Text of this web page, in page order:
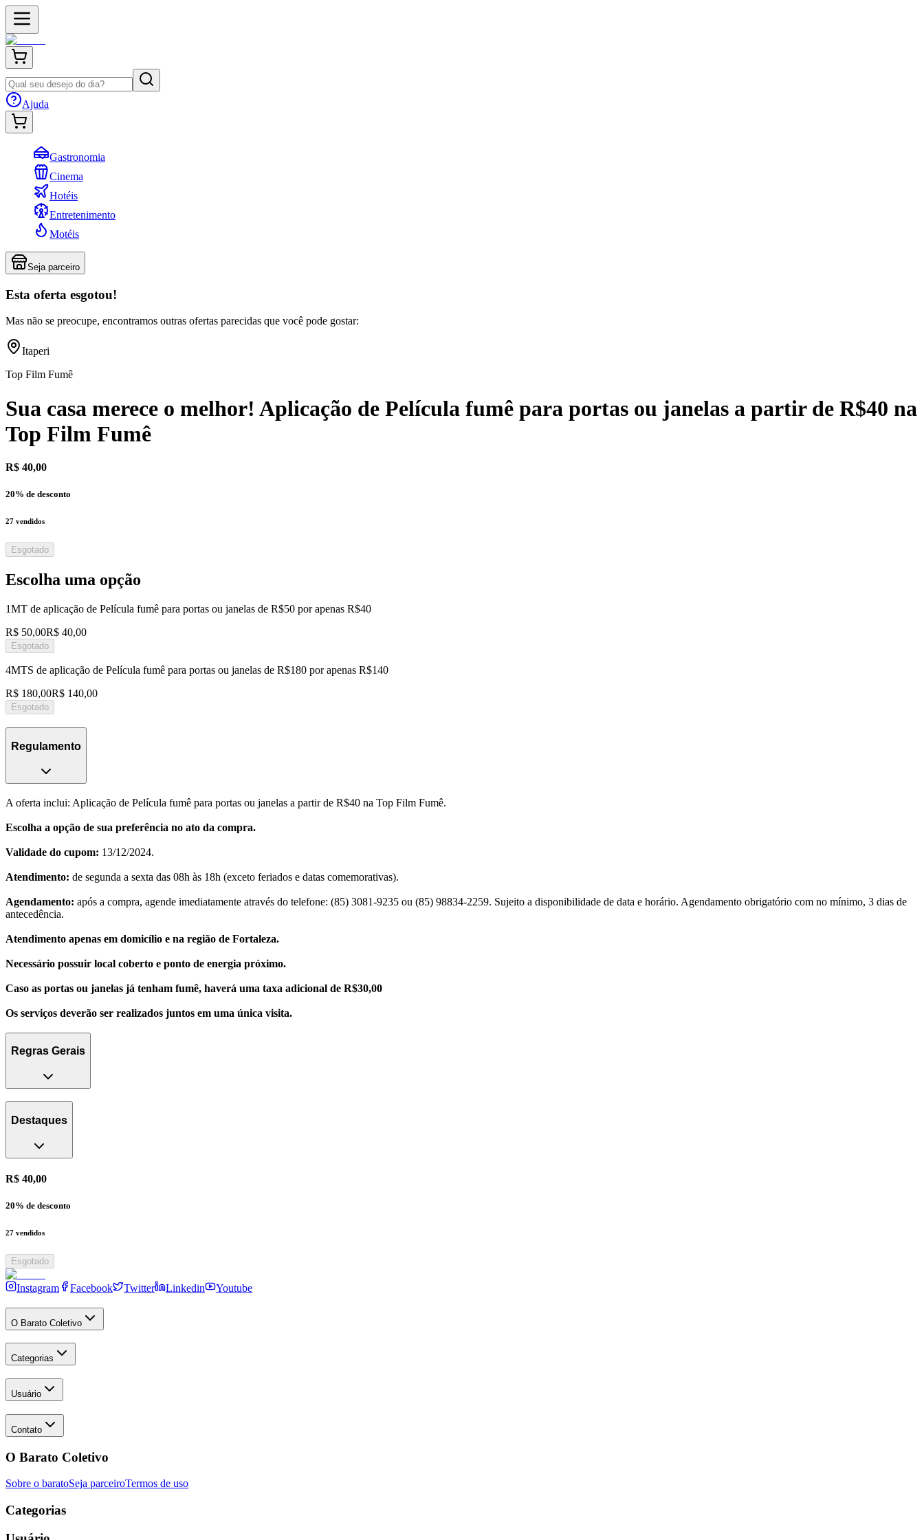
Ajuda
Gastronomia
Cinema
Hotéis
Entretenimento
Motéis
Seja parceiro
Esta oferta esgotou!
Mas não se preocupe, encontramos outras ofertas parecidas que você pode gostar:
Itaperi
Top Film Fumê
Sua casa merece o melhor! Aplicação de Película fumê para portas ou janelas a partir de R$40 na
Top Film Fumê
R$ 40,00
20% de desconto
27 vendidos
Esgotado
Escolha uma opção
1MT de aplicação de Película fumê para portas ou janelas de R$50 por apenas R$40
R$ 50,00R$ 40,00
Esgotado
4MTS de aplicação de Película fumê para portas ou janelas de R$180 por apenas R$140
R$ 180,00R$ 140,00
Esgotado
Regulamento
A oferta inclui: Aplicação de Película fumê para portas ou janelas a partir de R$40 na Top Film Fumê.
Escolha a opção de sua preferência no ato da compra.
Validade do cupom: 13/12/2024.
Atendimento: de segunda a sexta das 08h às 18h (exceto feriados e datas comemorativas).
Agendamento: após a compra, agende imediatamente através do telefone: (85) 3081-9235 ou (85) 98834-2259. Sujeito a disponibilidade de data e horário. Agendamento obrigatório com no mínimo, 3 dias de
antecedência.
Atendimento apenas em domicílio e na região de Fortaleza.
Necessário possuir local coberto e ponto de energia próximo.
Caso as portas ou janelas já tenham fumê, haverá uma taxa adicional de R$30,00
Os serviços deverão ser realizados juntos em uma única visita.
Regras Gerais
Destaques
R$ 40,00
20% de desconto
27 vendidos
Esgotado
Instagram Facebook Twitter Linkedin Youtube
O Barato Coletivo
Categorias
Usuário
Contato
O Barato Coletivo
Sobre o baratoSeja parceiroTermos de uso
Categorias